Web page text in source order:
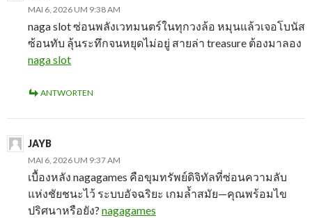
MAI 6, 2026 UM 9:38 AM
naga slot ซ่อนพลังเวทมนตร์ในทุกวงล้อ หมุนแล้วเจอโบนัส
ซ้อนทับ ลุ้นระทึกจนหยุดไม่อยู่ สายล่า treasure ต้องมาลอง
naga slot
ANTWORTEN
JAYB
MAI 6, 2026 UM 9:37 AM
เบื้องหลัง nagagames คือขุมทรัพย์ดิจิทัลที่ซ่อนความลับ
แห่งชัยชนะไว้ ระบบอัจฉริยะ เกมล้ำสมัย—คุณพร้อมไข
ปริศนาหรือยัง? nagagames